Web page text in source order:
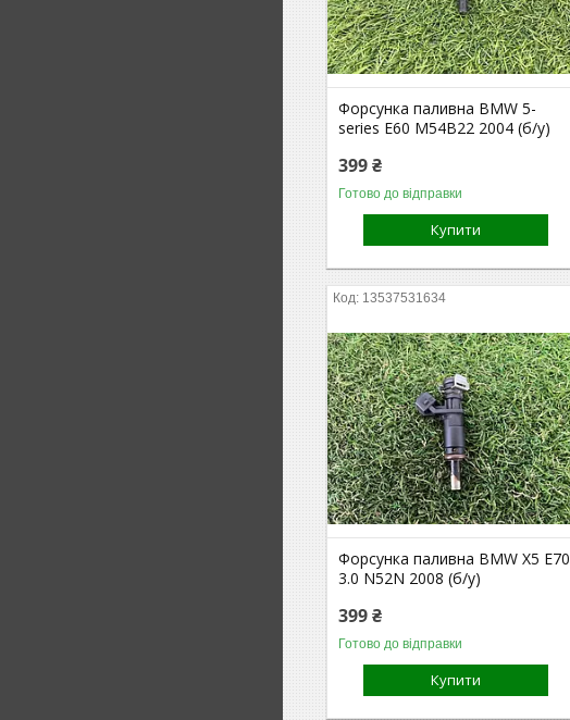
Форсунка паливна BMW 5-
series E60 M54B22 2004 (б/у)
399 ₴
Готово до відправки
Купити
13537531634
Форсунка паливна BMW X5 E70
3.0 N52N 2008 (б/у)
399 ₴
Готово до відправки
Купити